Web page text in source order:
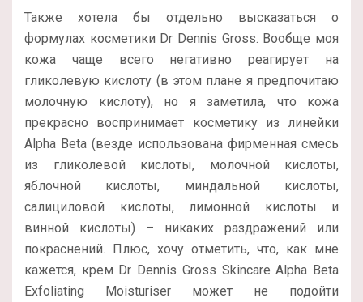
Также хотела бы отдельно высказаться о
формулах косметики Dr Dennis Gross. Вообще моя
кожа чаще всего негативно реагирует на
гликолевую кислоту (в этом плане я предпочитаю
молочную кислоту), но я заметила, что кожа
прекрасно воспринимает косметику из линейки
Alpha Beta (везде использована фирменная смесь
из гликолевой кислоты, молочной кислоты,
яблочной кислоты, миндальной кислоты,
салициловой кислоты, лимонной кислоты и
винной кислоты) – никаких раздражений или
покраснений. Плюс, хочу отметить, что, как мне
кажется, крем Dr Dennis Gross Skincare Alpha Beta
Exfoliating Moisturiser может не подойти